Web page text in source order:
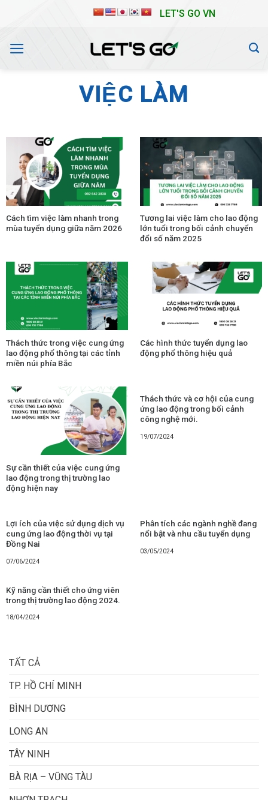
LET'S GO VN
VIỆC LÀM
TẤT CẢ
TP. HỒ CHÍ MINH
BÌNH DƯƠNG
LONG AN
TÂY NINH
BÀ RỊA – VŨNG TÀU
Cách tìm việc làm nhanh trong
mùa tuyển dụng giữa năm 2026
Tương lai việc làm cho lao động
lớn tuổi trong bối cảnh chuyển
đổi số năm 2025
Thách thức trong việc cung ứng
lao động phổ thông tại các tỉnh
miền núi phía Bắc
Các hình thức tuyển dụng lao
động phổ thông hiệu quả
Sự cần thiết của việc cung ứng
lao động trong thị trường lao
động hiện nay
Thách thức và cơ hội của cung
ứng lao động trong bối cảnh
công nghệ mới.
19/07/2024
Lợi ích của việc sử dụng dịch vụ
cung ứng lao động thời vụ tại
Đồng Nai
07/06/2024
Phân tích các ngành nghề đang
nổi bật và nhu cầu tuyển dụng
03/05/2024
Kỹ năng cần thiết cho ứng viên
trong thị trường lao động 2024.
18/04/2024